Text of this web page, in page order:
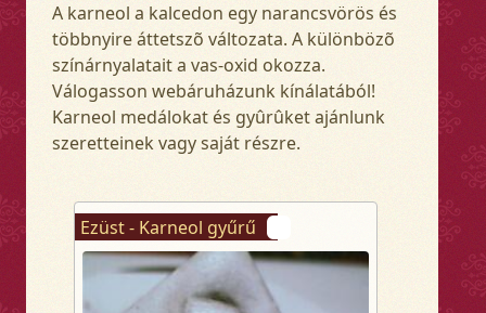
A karneol a kalcedon egy narancsvörös és
többnyire áttetszõ változata. A különbözõ
színárnyalatait a vas-oxid okozza.
Válogasson webáruházunk kínálatából!
Karneol medálokat és gyûrûket ajánlunk
szeretteinek vagy saját részre.
Ezüst - Karneol gyűrű